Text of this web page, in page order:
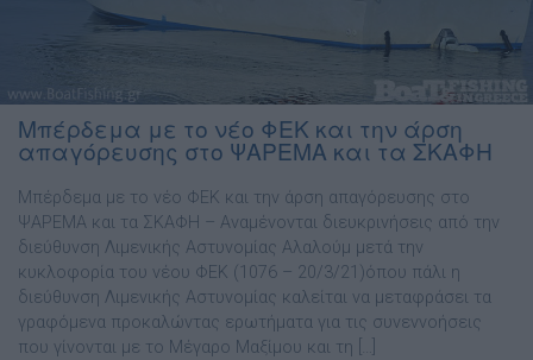
Μπέρδεμα με το νέο ΦΕΚ και την άρση
απαγόρευσης στο ΨΑΡΕΜΑ και τα ΣΚΑΦΗ
Μπέρδεμα με το νέο ΦΕΚ και την άρση απαγόρευσης στο
ΨΑΡΕΜΑ και τα ΣΚΑΦΗ – Αναμένονται διευκρινήσεις από την
διεύθυνση Λιμενικής Αστυνομίας Αλαλούμ μετά την
κυκλοφορία του νέου ΦΕΚ (1076 – 20/3/21)όπου πάλι η
διεύθυνση Λιμενικής Αστυνομίας καλείται να μεταφράσει τα
γραφόμενα προκαλώντας ερωτήματα για τις συνεννοήσεις
που γίνονται με το Μέγαρο Μαξίμου και τη […]